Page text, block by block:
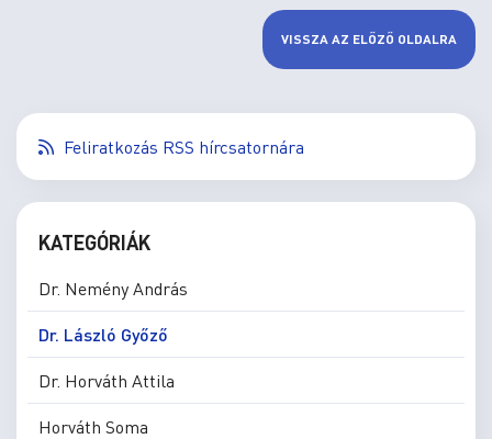
VISSZA AZ ELŐZŐ OLDALRA
Feliratkozás RSS hírcsatornára
KATEGÓRIÁK
Dr. Nemény András
Dr. László Győző
Dr. Horváth Attila
Horváth Soma